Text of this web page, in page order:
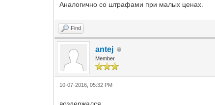
Аналогично со штрафами при малых ценах.
Find
antej
Member
10-07-2016, 05:32 PM